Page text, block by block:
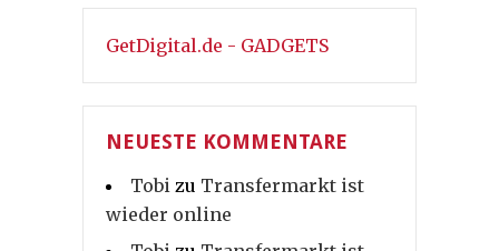
GetDigital.de - GADGETS
NEUESTE KOMMENTARE
Tobi zu Transfermarkt ist
wieder online